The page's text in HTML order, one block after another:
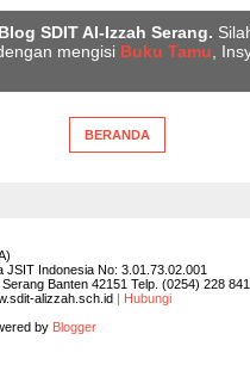
Blog SDIT Al-Izzah Serang.
mengisi Buku Tamu ,
BERANDA
JSIT Indonesia No: 3.01.73.02.001
Banten 42151 Telp. (0254) 228 841
alizzah.sch.id | Hubungi
by Blogger